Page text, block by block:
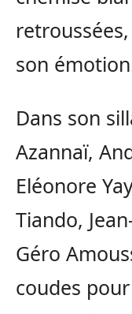
son
Dans son
Azannaï,
Eléonore
Tiando,
Géro
coudes